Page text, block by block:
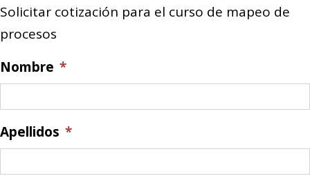
Solicitar cotización para el curso de mapeo de
procesos
Nombre *
Apellidos *